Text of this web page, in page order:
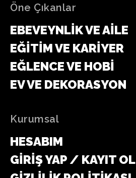
Öne Çıkanlar
EBEVEYNLIK VE AILE
EĞITIM VE KARIYER
EĞLENCE VE HOBI
EV VE DEKORASYON
Kurumsal
HESABIM
GIRIŞ YAP / KAYIT OL